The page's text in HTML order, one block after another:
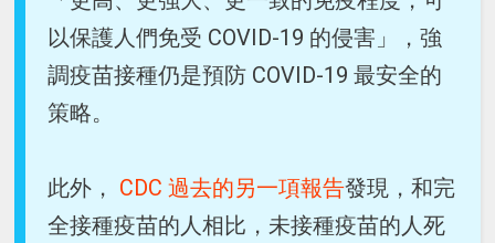
以保護人們免受 COVID-19 的侵害」，強
調疫苗接種仍是預防 COVID-19 最安全的
策略。
此外， CDC 過去的另一項報告發現，和完
全接種疫苗的人相比，未接種疫苗的人死